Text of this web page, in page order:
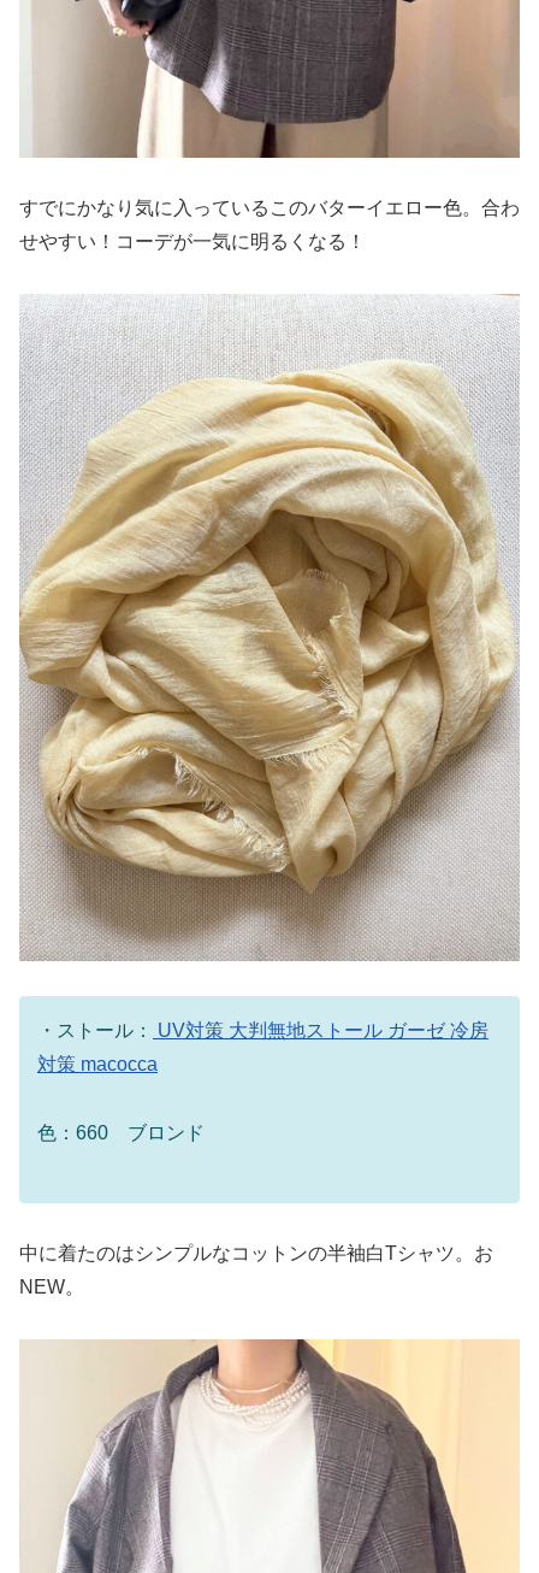
すでにかなり気に入っているこのバターイエロー色。合わ
せやすい！コーデが一気に明るくなる！
・ストール：
UV対策 大判無地ストール ガーゼ 冷房
対策 macocca
色：660 ブロンド
中に着たのはシンプルなコットンの半袖白Tシャツ。お
NEW。